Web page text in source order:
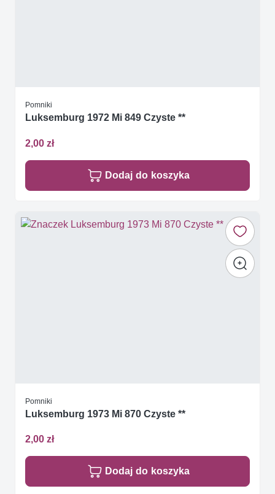
Pomniki
Luksemburg 1972 Mi 849 Czyste **
2,00 zł
Dodaj do koszyka
Pomniki
Luksemburg 1973 Mi 870 Czyste **
2,00 zł
Dodaj do koszyka